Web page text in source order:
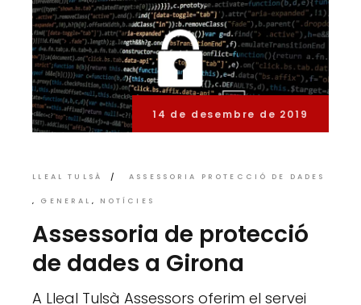
14 de desembre de 2019
LLEAL TULSÀ ASSESSORIA PROTECCIÓ DE DADES
GENERAL NOTÍCIES
Assessoria de protecció
de dades a Girona
A Lleal Tulsà Assessors oferim el servei